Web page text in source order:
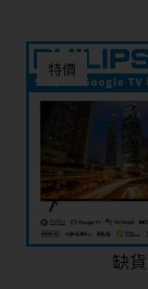
特價
缺貨